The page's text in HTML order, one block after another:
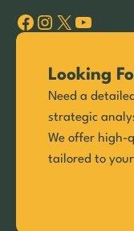
Facebook Instagram X YouTube
Looking
Need a
strategic
We offer high-
tailored to